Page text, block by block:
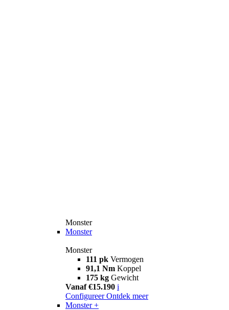
Monster
Monster
Monster
111 pk Vermogen
91,1 Nm Koppel
175 kg Gewicht
Vanaf €15.190 i
Configureer Ontdek meer
Monster +